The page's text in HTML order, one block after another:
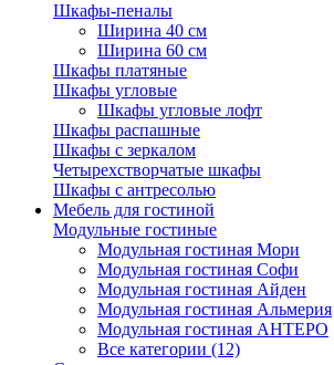
Шкафы-пеналы
Ширина 40 см
Ширина 60 см
Шкафы платяные
Шкафы угловые
Шкафы угловые лофт
Шкафы распашные
Шкафы с зеркалом
Четырехстворчатые шкафы
Шкафы с антресолью
Мебель для гостиной
Модульные гостиные
Модульная гостиная Мори
Модульная гостиная Софи
Модульная гостиная Айден
Модульная гостиная Альмерия
Модульная гостиная АНТЕРО
Все категории (12)